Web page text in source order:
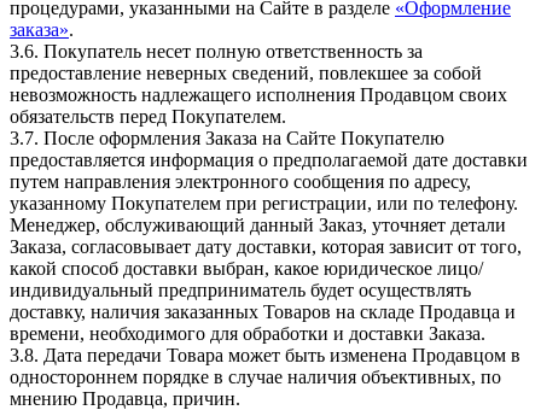
процедурами, указанными на Сайте в разделе «Оформление
заказа».
3.6. Покупатель несет полную ответственность за
предоставление неверных сведений, повлекшее за собой
невозможность надлежащего исполнения Продавцом своих
обязательств перед Покупателем.
3.7. После оформления Заказа на Сайте Покупателю
предоставляется информация о предполагаемой дате доставки
путем направления электронного сообщения по адресу,
указанному Покупателем при регистрации, или по телефону.
Менеджер, обслуживающий данный Заказ, уточняет детали
Заказа, согласовывает дату доставки, которая зависит от того,
какой способ доставки выбран, какое юридическое лицо/
индивидуальный предприниматель будет осуществлять
доставку, наличия заказанных Товаров на складе Продавца и
времени, необходимого для обработки и доставки Заказа.
3.8. Дата передачи Товара может быть изменена Продавцом в
одностороннем порядке в случае наличия объективных, по
мнению Продавца, причин.